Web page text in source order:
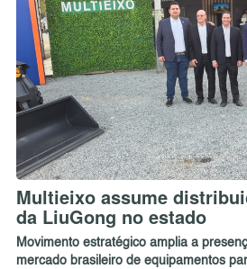
Multieixo assume
da LiuGong no estado
Movimento estratégico amplia a
mercado brasileiro de equipamentos